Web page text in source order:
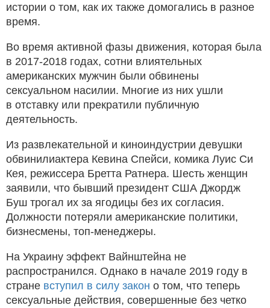
истории о том, как их также домогались в разное
время.
Во время активной фазы движения, которая была
в 2017-2018 годах, сотни влиятельных
американских мужчин были обвинены
сексуальном насилии. Многие из них ушли
в отставку или прекратили публичную
деятельность.
Из развлекательной и киноиндустрии девушки
обвинилиактера Кевина Спейси, комика Луис Си
Кея, режиссера Бретта Ратнера. Шесть женщин
заявили, что бывший президент США Джордж
Буш трогал их за ягодицы без их согласия.
Должности потеряли американские политики,
бизнесмены, топ-менеджеры.
На Украину эффект Вайнштейна не
распространился. Однако в начале 2019 году в
стране вступил в силу закон о том, что теперь
сексуальные действия, совершенные без четко